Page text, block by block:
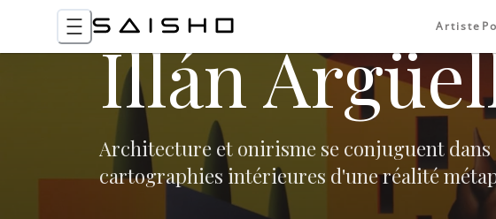
Artiste
Illán
Architecture et onirisme se conjuguent dans
cartographies intérieures d'une réalité